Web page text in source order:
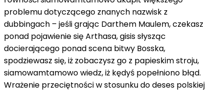
problemu dotyczącego znanych nazwisk z
dubbingach – jeśligrając Darthem Maulem, czekasz
ponad pojawienie się Arthasa,gisissłysząc
docierającego ponadscena bitwy Bosska,
spodziewasz się,iż zobaczysz go z papieskim stroju,
siamowamtamowowiedz,iż kędyś popełniono błąd.
Wrażenie przeciętnościw stosunku dodeses polskiej